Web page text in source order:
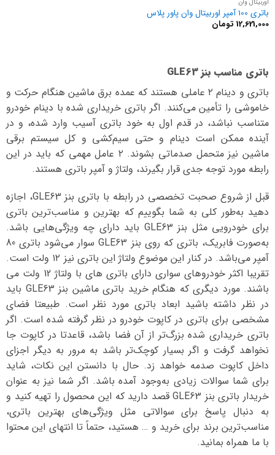
باتری 100 آمپر اوربیتال وان پاور پلاس
12,621,000 تومان
باتری مناسب بنز GLE63
باتری و دینام ۲ عاملی هستند که عمده برق ماشین هنگام حرکت و
خاموشی را تأمین می‌کنند. اگر باتری خریداری شده با دینام خودرو
متناسب نباشد، در قدم اول به خود باتری آسیب وارد شده، و در
آینده ممکن است دینام و حتی سیم‌کشی و کل سیستم برقی
ماشین نیز متحمل صدماتی بشوند. ۲ عامل مهمی که باید در این
رابطه مورد توجه جدی قرار بگیرند، ولتاژ و آمپر باتری هستند.
قبل از شروع صحبت تخصصی در رابطه با باتری بنز GLE63، اجازه
دهید به‌طور کلی به شما بگوییم که بهترین و مناسب‌ترین باتری
برای خودرویی مثل بنز GLE63 باید دارای چه ویژگی‌هایی باشد.
به‌صورت فابریک، باتری که روی بنز GLE63 سوار می‌شود باتری 80
آمپر می‌باشد. در کنار این موضوع ولتاژ این باتری نیز ۱۲ ولت است.
تقریبا اکثر خودروهای سواری دارای باتری های با ولتاژ 12 ولت می
باشند. مورد دیگری که هنگام خرید باتری ماشین بنز GLE63 باید
در نظر داشته باشید ابعاد باتری مورد نظر است. طبیعتا فضای
مشخصی برای باتری در کاپوت خودرو در نظر گرفته شده است. اگر
باتری خریداری شده بزرگ‌تر از آن فضا باشد، قاعدتا در کاپوت جا
نخواهد گرفت و اگر بسیار کوچک‌تر باشد به مرور به دیگر اجزای
داخل کاپوت صدمه خواهد زد. حال با دانستن این نکات، شاید
برای شما سوالات زیادی به‌وجود آمده باشد. اگر شما نیز به عنوان
خریدار باتری بنز GLE63 قصد دارید که این محصول را تهیه کنید و
به دنبال پاسخ برای سوالاتی مثل ویژگی‌های بهترین باتری،
مناسب‌ترین برند برای خرید و … هستید، حتماً تا انتهای این محتوا
با ما همراه بمانید.